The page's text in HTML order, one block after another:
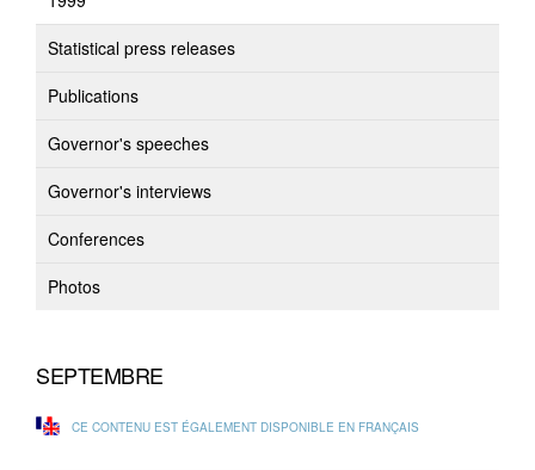
Statistical press releases
Publications
Governor's speeches
Governor's interviews
Conferences
Photos
SEPTEMBRE
CE CONTENU EST ÉGALEMENT DISPONIBLE EN FRANÇAIS